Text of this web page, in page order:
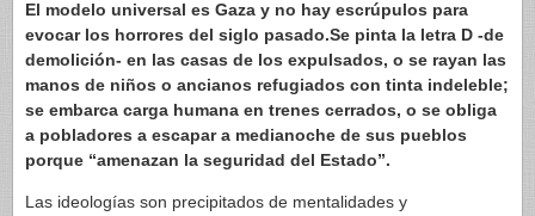
El modelo universal es Gaza y no hay escrúpulos para
evocar los horrores del siglo pasado.Se pinta la letra D -de
demolición- en las casas de los expulsados, o se rayan las
manos de niños o ancianos refugiados con tinta indeleble;
se embarca carga humana en trenes cerrados, o se obliga
a pobladores a escapar a medianoche de sus pueblos
porque “amenazan la seguridad del Estado”.
Las ideologías son precipitados de mentalidades y